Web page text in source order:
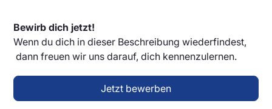
Bewirb dich jetzt!
Wenn du dich in dieser Beschreibung wiederfindest,
dann freuen wir uns darauf, dich kennenzulernen.
Jetzt bewerben